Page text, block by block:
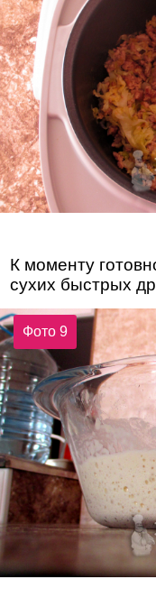
К моменту
сухих быстрых
Фото 9